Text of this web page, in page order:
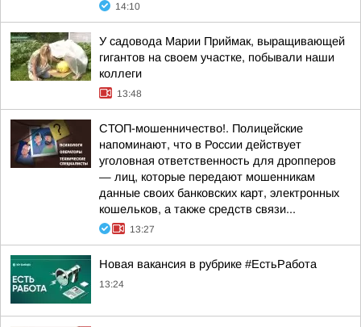
14:10
У садовода Марии Приймак, выращивающей
гигантов на своем участке, побывали наши
коллеги
13:48
СТОП-мошенничество!. Полицейские
напоминают, что в России действует
уголовная ответственность для дропперов
— лиц, которые передают мошенникам
данные своих банковских карт, электронных
кошельков, а также средств связи...
13:27
Новая вакансия в рубрике #ЕстьРабота
13:24